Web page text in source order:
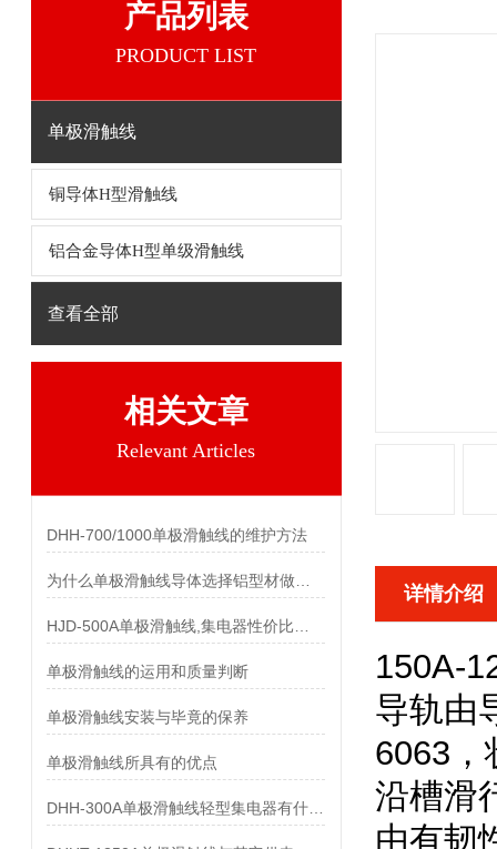
产品列表
PRODUCT LIST
单极滑触线
铜导体H型滑触线
铝合金导体H型单级滑触线
查看全部
相关文章
Relevant Articles
DHH-700/1000单极滑触线的维护方法
单极滑触线的运用和质量判断
单极滑触线安装与毕竟的保养
单极滑触线所具有的优点
详情介绍
150A-
导轨由
6063，
沿槽滑
由有韧